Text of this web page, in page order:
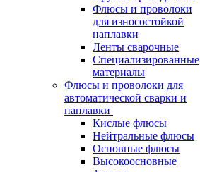
Флюсы и проволоки
для износостойкой
наплавки
Ленты сварочные
Специализированные
материалы
Флюсы и проволоки для
автоматической сварки и
наплавки
Кислые флюсы
Нейтральные флюсы
Основные флюсы
Высокоосновные